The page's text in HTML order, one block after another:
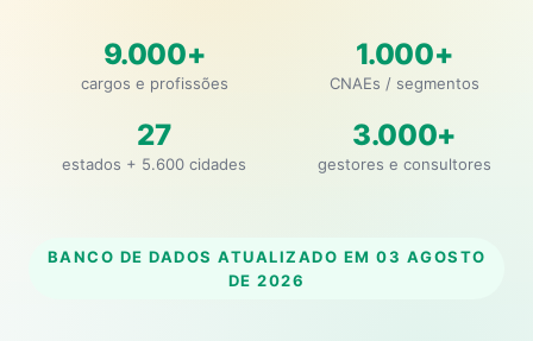
9.000+
cargos e profissões
1.000+
CNAEs / segmentos
27
estados + 5.600 cidades
3.000+
gestores e consultores
BANCO DE DADOS ATUALIZADO EM 03 AGOSTO
DE 2026